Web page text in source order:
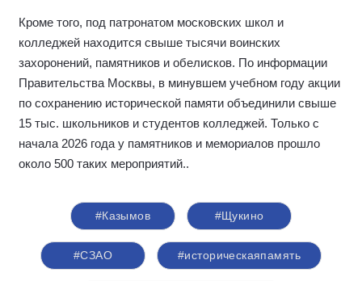
Кроме того, под патронатом московских школ и
колледжей находится свыше тысячи воинских
захоронений, памятников и обелисков. По информации
Правительства Москвы, в минувшем учебном году акции
по сохранению исторической памяти объединили свыше
15 тыс. школьников и студентов колледжей. Только с
начала 2026 года у памятников и мемориалов прошло
около 500 таких мероприятий..
#Казымов #Щукино
#СЗАО #историческаяпамять